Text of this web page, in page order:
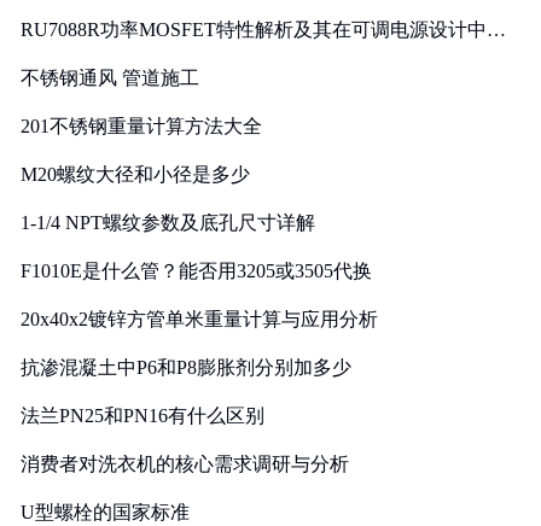
RU7088R功率MOSFET特性解析及其在可调电源设计中的
不锈钢通风 管道施工
201不锈钢重量计算方法大全
M20螺纹大径和小径是多少
1-1/4 NPT螺纹参数及底孔尺寸详解
F1010E是什么管？能否用3205或3505代换
20x40x2镀锌方管单米重量计算与应用分析
抗渗混凝土中P6和P8膨胀剂分别加多少
法兰PN25和PN16有什么区别
消费者对洗衣机的核心需求调研与分析
U型螺栓的国家标准